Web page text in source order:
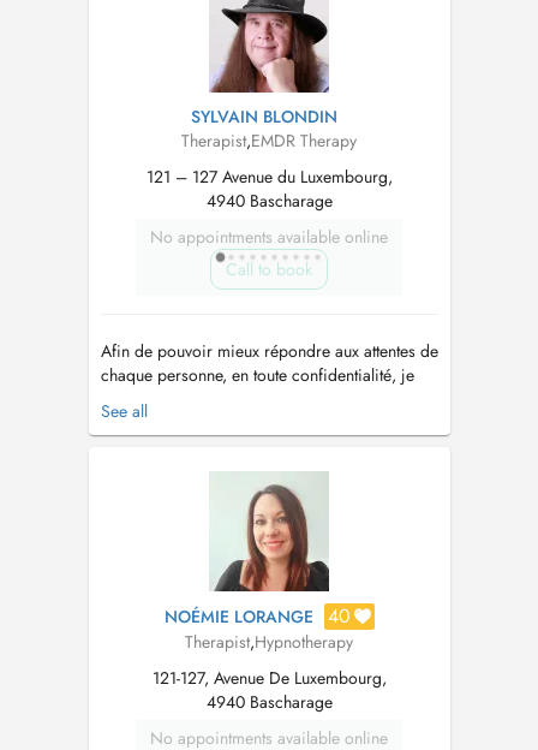
SYLVAIN BLONDIN
Therapist,EMDR Therapy
121 – 127 Avenue du Luxembourg,
4940 Bascharage
No appointments available online
Call to book
Afin de pouvoir mieux répondre aux attentes de
chaque personne, en toute confidentialité, je
propose des programmes
individualisés, adaptés et évolutif en tenant
une anamnèse. L'alternance de mes différentes
compétences et techniques (sophrologie, E...
See all
NOÉMIE LORANGE 40
Therapist,Hypnotherapy
121-127, Avenue De Luxembourg,
4940 Bascharage
No appointments available online